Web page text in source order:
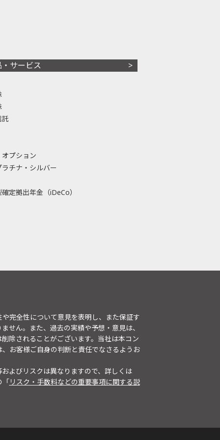
・サービス
託
プション
ラチナ・シルバー
定拠出年金（iDeCo）
完全性について意見を表明し、また保証す
せん。また、過去の実績や予想・意見は、
除されることがございます。当社は本コン
お客様ご自身の判断と責任でなさるようお
よびリスクは異なりますので、詳しくは
「リスク・手数料などの重要事項に関する説